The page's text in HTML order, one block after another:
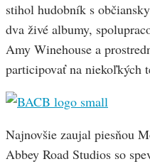
stihol hudobník s
dva živé albumy,
Amy Winehouse a
participovať na niekoľkých
Najnovšie zaujal piesňou
Abbey Road Studios so